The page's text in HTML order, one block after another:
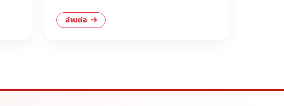
อ่านต่อ